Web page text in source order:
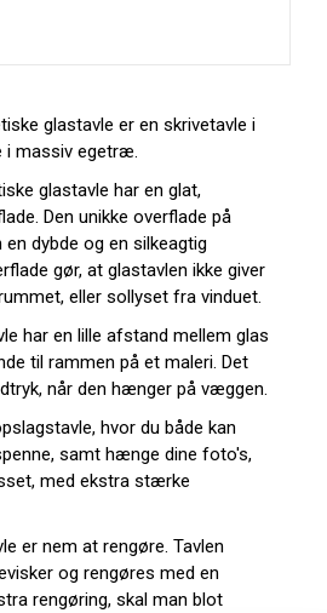
glastavle er en skrivetavle i
i massiv egetræ.
glastavle har en glat,
Den unikke overflade på
dybde og en silkeagtig
gør, at glastavlen ikke giver
eller sollyset fra vinduet.
har en lille afstand mellem glas
til rammen på et maleri. Det
når den hænger på væggen.
hvor du både kan
samt hænge dine foto's,
med ekstra stærke
er nem at rengøre. Tavlen
og rengøres med en
rengøring, skal man blot